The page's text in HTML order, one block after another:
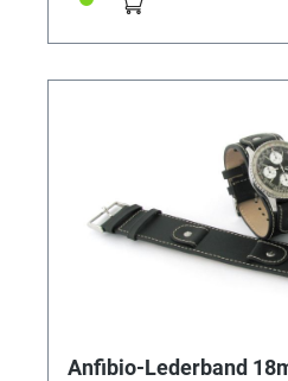
Anfibio-Lederband